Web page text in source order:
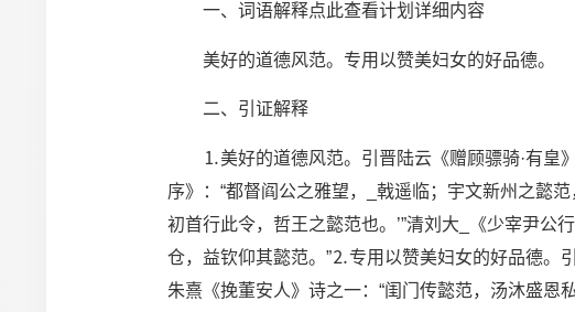
一、词语解释点此查看计划详细内容
美好的道德风范。专用以赞美妇女的好品德。
二、引证解释
⒈美好的道德风范。引晋陆云《赠顾骠骑·有皇》
序》：“都督阎公之雅望，_戟遥临；宇文新州之懿
初首行此令，哲王之懿范也。’”清刘大_《少宰尹公
仓，益钦仰其懿范。”⒉专用以赞美妇女的好品德。
朱熹《挽董安人》诗之一：“闺门传懿范，汤沐盛恩